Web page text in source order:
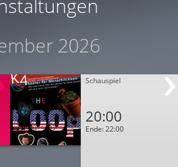
2026
Schauspiel
20:00
Ende: 22:00